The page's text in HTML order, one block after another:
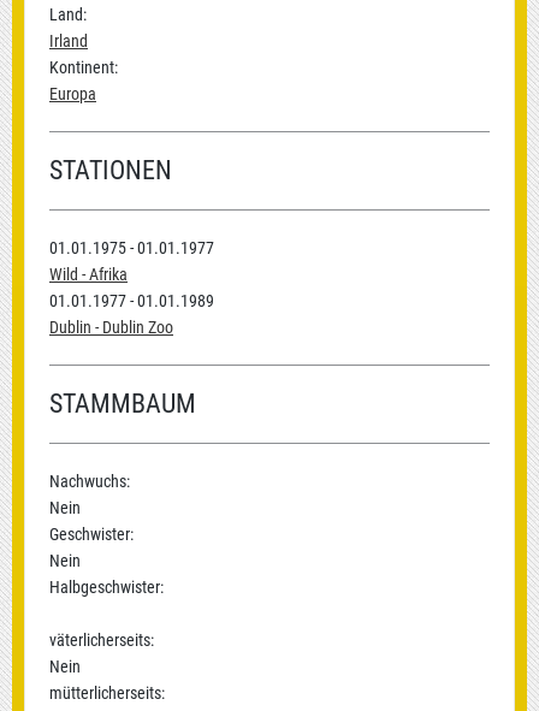
Land:
Irland
Kontinent:
Europa
STATIONEN
01.01.1975 - 01.01.1977
Wild - Afrika
01.01.1977 - 01.01.1989
Dublin - Dublin Zoo
STAMMBAUM
Nachwuchs:
Nein
Geschwister:
Nein
Halbgeschwister:
väterlicherseits:
Nein
mütterlicherseits: